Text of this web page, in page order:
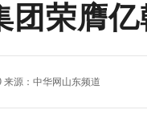
团荣膺
来源： 中华网山东频道